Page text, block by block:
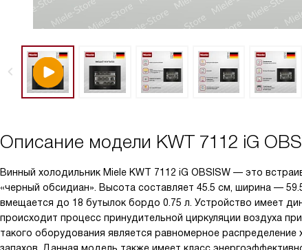
Описание модели KWT 7112 iG
Винный холодильник Miele KWT 7112 iG OBSISW — это
«черный обсидиан». Высота составляет 45.5 см, ширина —
вмещается до 18 бутылок бордо 0.75 л. Устройство имеет
происходит процесс принудительной циркуляции воздуха
такого оборудования является равномерное